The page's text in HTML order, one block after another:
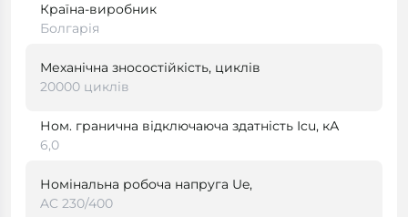
Країна-виробник
Болгарія
Механічна зносостійкість, циклів
20000 циклів
Ном. гранична відключаюча здатність Icu, кА
6,0
Номінальна робоча напруга Ue,
AC 230/400